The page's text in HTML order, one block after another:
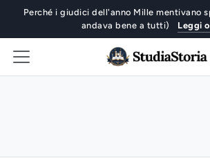
Perché i giudici dell'anno Mille mentivano
andava bene a tutti)
Leggi